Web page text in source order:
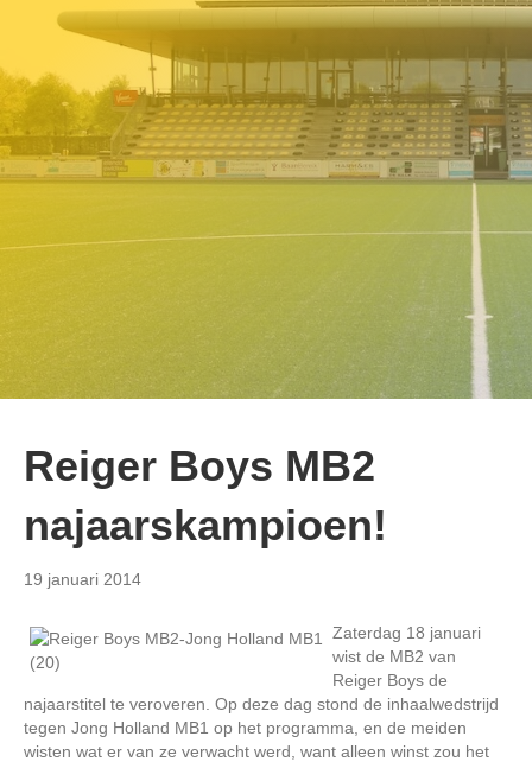
Reiger Boys MB2
najaarskampioen!
19 januari 2014
Zaterdag 18 januari
wist de MB2 van
Reiger Boys de
najaarstitel te veroveren. Op deze dag stond de inhaalwedstrijd
tegen Jong Holland MB1 op het programma, en de meiden
wisten wat er van ze verwacht werd, want alleen winst zou het